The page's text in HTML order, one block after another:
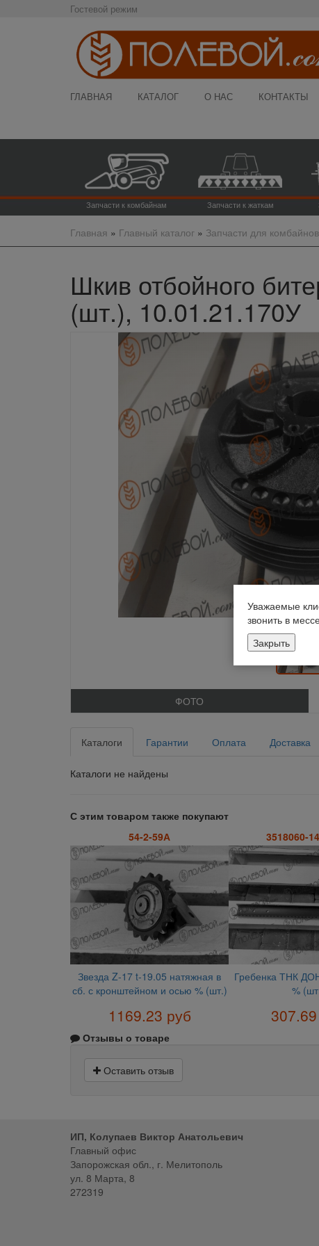
Гостевой режим
ГЛАВНАЯ КАТАЛОГ О НАС КОНТАКТЫ
Запчасти к комбайнам Запчасти к жаткам
Главная » Главный каталог» Запчасти для комбайнов
Шкив отбойного
(шт.), 10.01.21.170У
ФОТО
Каталоги Гарантии Оплата Доставка
Каталоги не найдены
С этим товаром также покупают
54-2-59А
Звезда Z-17 t-19.05 натяжная в
сб. с кронштейном и осью % (шт.)
1169.23 руб
3518060-
Гребенка ТНК
%
Отзывы о товаре
Оставить отзыв
ИП, Колупаев Виктор Анатольевич
Главный офис
Запорожская обл., г. Мелитополь
ул. 8 Марта, 8
272319
Уважаемые
звонить в
Закрыть